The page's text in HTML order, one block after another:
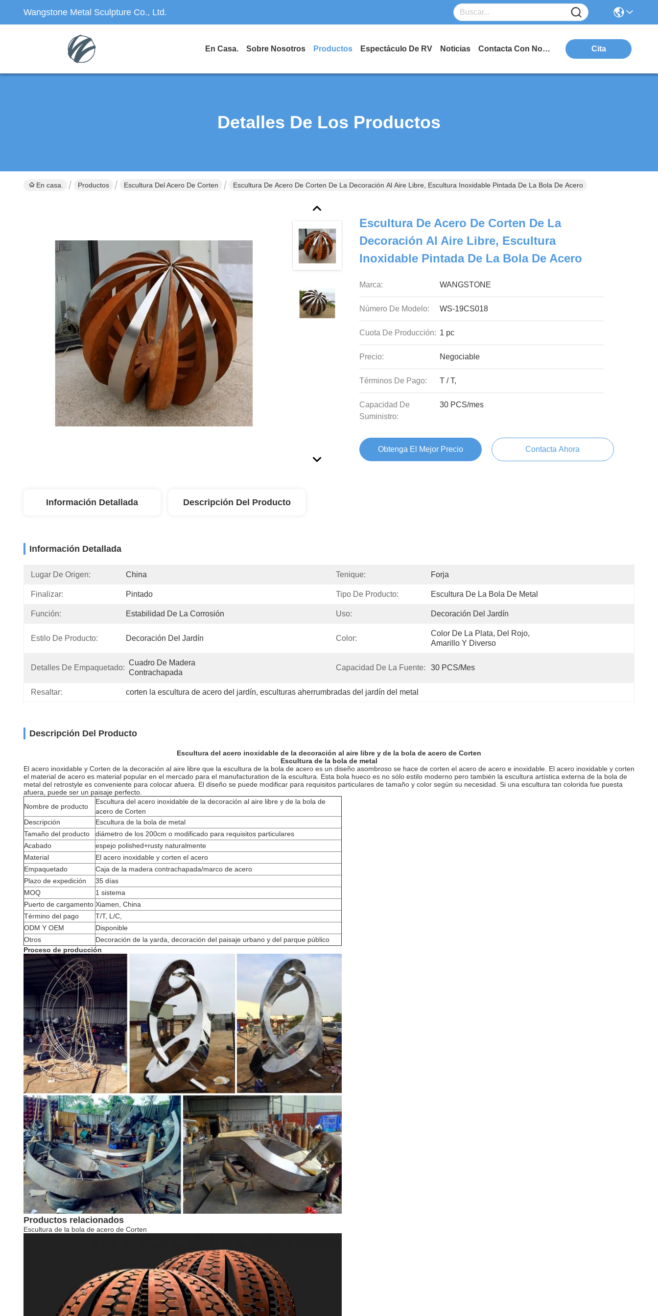
Wangstone Metal Sculpture Co., Ltd.
En Casa. Sobre Nosotros Productos Espectáculo De RV Noticias Contacta Con Nosotros Cita
Detalles De Los Productos
En casa. Productos Escultura Del Acero De Corten Escultura De Acero De Corten De La Decoración Al Aire Libre, Escultura Inoxidable Pintada De La Bola De Acero
Escultura De Acero De Corten De La
Decoración Al Aire Libre, Escultura
Inoxidable Pintada De La Bola De Acero
Marca: WANGSTONE
Número De Modelo: WS-19CS018
Cuota De Producción: 1 pc
Precio: Negociable
Términos De Pago: T / T,
Capacidad De
Suministro:
30 PCS/mes
Obtenga El Mejor Precio Contacta Ahora
Información Detallada Descripción Del Producto
Información Detallada
Lugar De Origen: China Tenique: Forja
Finalizar: Pintado Tipo De Producto: Escultura De La Bola De Metal
Función: Estabilidad De La Corrosión Uso: Decoración Del Jardín
Estilo De Producto: Decoración Del Jardín Color:
Color De La Plata, Del Rojo,
Amarillo Y Diverso
Detalles De Empaquetado:
Cuadro De Madera
Contrachapada
Capacidad De La Fuente: 30 PCS/mes
Resaltar: corten la escultura de acero del jardín, esculturas aherrumbradas del jardín del metal
Descripción Del Producto
Escultura del acero inoxidable de la decoración al aire libre y de la bola de acero de Corten
Escultura de la bola de metal
El acero inoxidable y Corten de la decoración al aire libre que la escultura de la bola de acero es un diseño asombroso se hace de corten el acero de acero e inoxidable. El acero inoxidable y corten
el material de acero es material popular en el mercado para el manufacturation de la escultura. Esta bola hueco es no sólo estilo moderno pero también la escultura artística externa de la bola de
metal del retrostyle es conveniente para colocar afuera. El diseño se puede modificar para requisitos particulares de tamaño y color según su necesidad. Si una escultura tan colorida fue puesta
afuera, puede ser un paisaje perfecto.
Nombre de producto
Escultura del acero inoxidable de la decoración al aire libre y de la bola de
acero de Corten
Descripción
Escultura de la bola de metal
Tamaño del producto
diámetro de los 200cm o modificado para requisitos particulares
Acabado
espejo polished+rusty naturalmente
Material
El acero inoxidable y corten el acero
Empaquetado
Caja de la madera contrachapada/marco de acero
Plazo de expedición
35 días
MOQ
1 sistema
Puerto de cargamento Xiamen, China
Término del pago
T/T, L/C,
ODM Y OEM
Disponible
Otros
Decoración de la yarda, decoración del paisaje urbano y del parque público
Proceso de producción
Productos relacionados
Escultura de la bola de acero de Corten